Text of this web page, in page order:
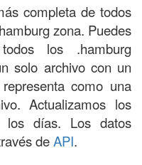
completa de todos
zona. Puedes
los .hamburg
solo archivo con un
como una
Actualizamos los
los días. Los datos
deAPI.